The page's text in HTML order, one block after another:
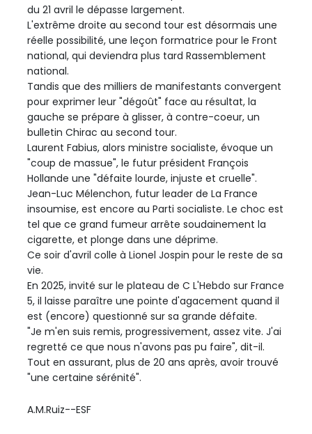
du 21 avril le dépasse largement.
L'extrême droite au second tour est désormais une
réelle possibilité, une leçon formatrice pour le Front
national, qui deviendra plus tard Rassemblement
national.
Tandis que des milliers de manifestants convergent
pour exprimer leur "dégoût" face au résultat, la
gauche se prépare à glisser, à contre-coeur, un
bulletin Chirac au second tour.
Laurent Fabius, alors ministre socialiste, évoque un
"coup de massue", le futur président François
Hollande une "défaite lourde, injuste et cruelle".
Jean-Luc Mélenchon, futur leader de La France
insoumise, est encore au Parti socialiste. Le choc est
tel que ce grand fumeur arrête soudainement la
cigarette, et plonge dans une déprime.
Ce soir d'avril colle à Lionel Jospin pour le reste de sa
vie.
En 2025, invité sur le plateau de C L'Hebdo sur France
5, il laisse paraître une pointe d'agacement quand il
est (encore) questionné sur sa grande défaite.
"Je m'en suis remis, progressivement, assez vite. J'ai
regretté ce que nous n'avons pas pu faire", dit-il.
Tout en assurant, plus de 20 ans après, avoir trouvé
"une certaine sérénité".
A.M.Ruiz--ESF